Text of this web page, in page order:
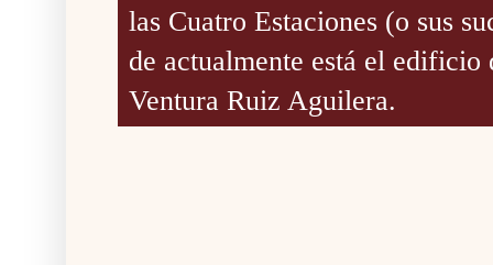
las Cuatro Estaciones (o sus
de actualmente está el
Ventura Ruiz Aguilera.